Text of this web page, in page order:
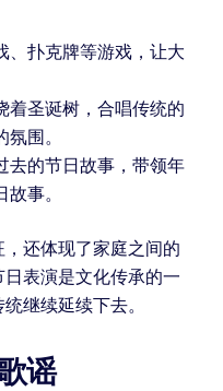
、扑克牌等游戏，让大
着圣诞树，合唱传统的
围。
去的节日故事，带领年
事。
还体现了家庭之间的
表演是文化传承的一
继续延续下去。
谣